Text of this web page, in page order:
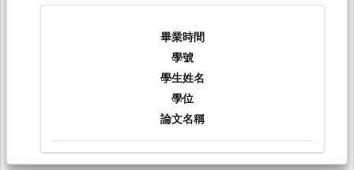
畢業時間
學號
學生姓名
學位
論文名稱